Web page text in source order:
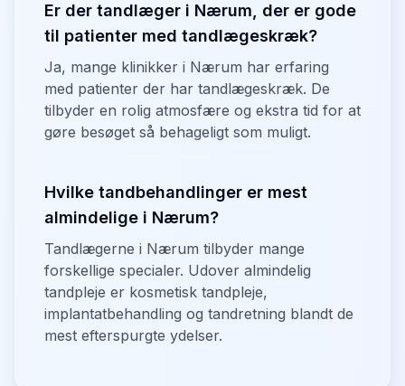
Er der tandlæger i Nærum, der er gode
til patienter med tandlægeskræk?
Ja, mange klinikker i Nærum har erfaring
med patienter der har tandlægeskræk. De
tilbyder en rolig atmosfære og ekstra tid for at
gøre besøget så behageligt som muligt.
Hvilke tandbehandlinger er mest
almindelige i Nærum?
Tandlægerne i Nærum tilbyder mange
forskellige specialer. Udover almindelig
tandpleje er kosmetisk tandpleje,
implantatbehandling og tandretning blandt de
mest efterspurgte ydelser.